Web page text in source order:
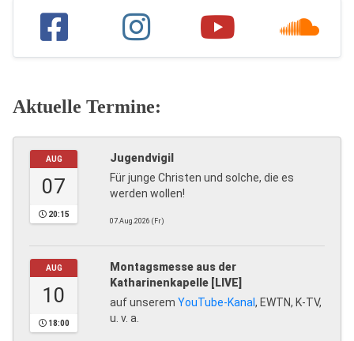
Aktuelle Termine:
AUG
07
20:15
Jugendvigil
Für junge Christen und solche, die es
werden wollen!
07.Aug.2026 (Fr)
AUG
10
18:00
Montagsmesse aus der
Katharinenkapelle [LIVE]
auf unserem YouTube-Kanal, EWTN, K-TV,
u. v. a.